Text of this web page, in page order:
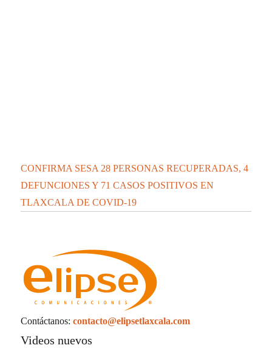
CONFIRMA SESA 28 PERSONAS RECUPERADAS, 4
DEFUNCIONES Y 71 CASOS POSITIVOS EN
TLAXCALA DE COVID-19
Contáctanos: contacto@elipsetlaxcala.com
Videos nuevos